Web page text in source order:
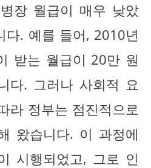
장 월급이 매우 낮았
다. 예를 들어, 2010년
받는 월급이 20만 원
다. 그러나 사회적 요
라 정부는 점진적으로
왔습니다. 이 과정에
시행되었고, 그로 인